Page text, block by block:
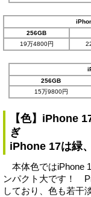
256GB
19万4800円
256GB
15万9800円
【色】iPhone
ぎ
iPhone 17は緑
本体色ではiPhone
ンパクト大です！
しており、色も若干